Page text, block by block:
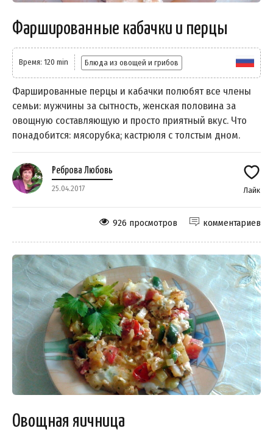
Фаршированные кабачки и перцы
Время: 120 min Блюда из овощей и грибов
Фаршированные перцы и кабачки полюбят все члены
семьи: мужчины за сытность, женская половина за
овощную составляющую и просто приятный вкус. Что
понадобится: мясорубка; кастрюля с толстым дном.
Реброва Любовь
25.04.2017 Лайк
комментариев
926 просмотров
Овощная яичница